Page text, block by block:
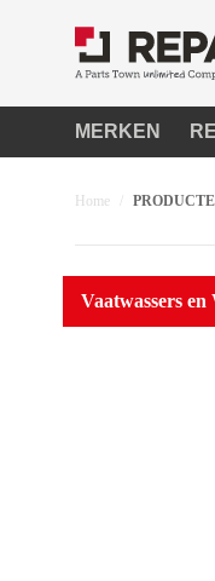
MERKEN
Home
Vaatwassers